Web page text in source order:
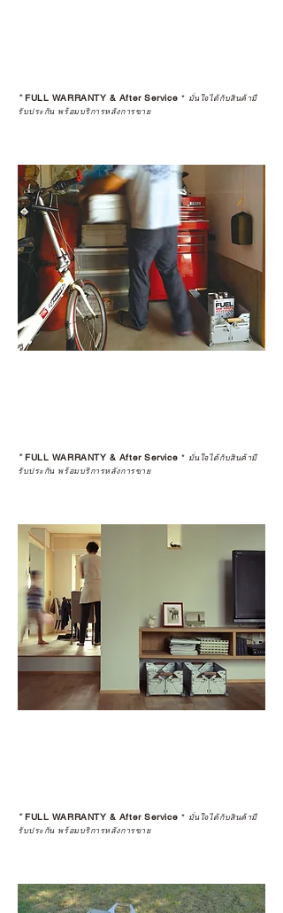
ในอุปกรณ์ที่คุณรัก มีคุณค่าอย่าง
ตัวแทนจำหน่ายที่ได้รับการแต่งตั้ง
เพื่อให้คุณได้รับทั้งสินค้า และ
ประสบการณ์ที่สมบูรณ์แบบในระยะ
ยาว
อ่านต่อเรื่องการรับประกันสินค้าได้
ตรงนี้
>>https://www.campstudio.co.th/
warranty
*FULL WARRANTY & After Service * มั่นใจได้กับสินค้ามี
รับประกัน พร้อมบริการหลังการขาย
*FULL WARRANTY & After Service * มั่นใจได้กับสินค้ามี
รับประกัน พร้อมบริการหลังการขาย
*FULL WARRANTY & After Service * มั่นใจได้กับสินค้ามี
รับประกัน พร้อมบริการหลังการขาย